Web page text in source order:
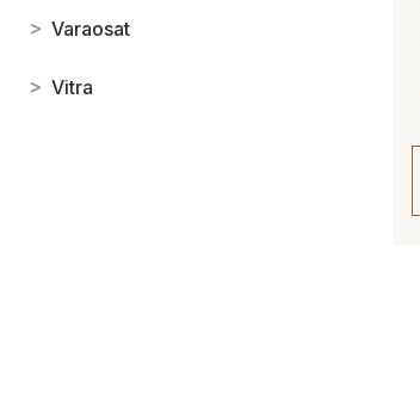
> Varaosat
> Vitra